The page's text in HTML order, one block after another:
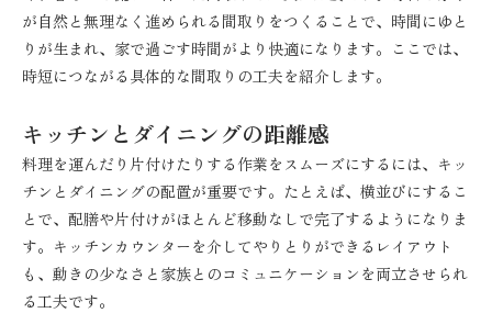
が自然と無理なく進められる間取りをつくることで、時間にゆと
りが生まれ、家で過ごす時間がより快適になります。ここでは、
時短につながる具体的な間取りの工夫を紹介します。
キッチンとダイニングの距離感
料理を運んだり片付けたりする作業をスムーズにするには、キッ
チンとダイニングの配置が重要です。たとえば、横並びにするこ
とで、配膳や片付けがほとんど移動なしで完了するようになりま
す。キッチンカウンターを介してやりとりができるレイアウト
も、動きの少なさと家族とのコミュニケーションを両立させられ
る工夫です。